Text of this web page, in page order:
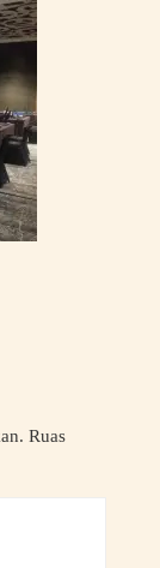
Ruas